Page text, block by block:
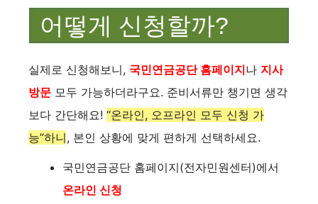
어떻게 신청할까?
실제로 신청해보니, 국민연금공단 홈페이지나 지사
방문 모두 가능하더라구요. 준비서류만 챙기면 생각
보다 간단해요! “온라인, 오프라인 모두 신청 가
능”하니, 본인 상황에 맞게 편하게 선택하세요.
국민연금공단 홈페이지(전자민원센터)에서
온라인 신청